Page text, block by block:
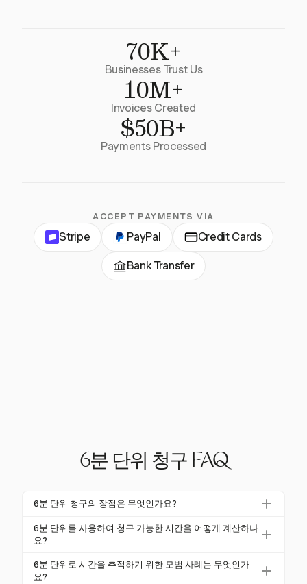
70K+
Businesses Trust Us
10M+
Invoices Created
$50B+
Payments Processed
ACCEPT PAYMENTS VIA
Stripe PayPal Credit Cards
Bank Transfer
6분 단위 청구 FAQ
6분 단위 청구의 장점은 무엇인가요?
6분 단위 청구는 정확한 시간 추적을 가능하게 하고 수
익 잠재력을 극대화합니다. 이 방법을 사용하는 법률
0% 더 많은 수익을 올릴 수 있어 상당한 재정적 이익을
6분 단위를 사용하여 청구 가능한 시간을 어떻게 계산하나
요?
6분 단위로 청구 가능한 시간을 계산하려면 작업에 소
요된 총 분을 6으로 나누면 됩니다. 각 세그먼트는 0.1
6분 단위로 시간을 추적하기 위한 모범 사례는 무엇인가
요?